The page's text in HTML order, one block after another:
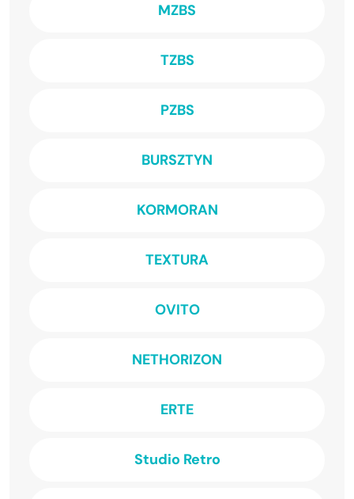
MZBS
TZBS
PZBS
BURSZTYN
KORMORAN
TEXTURA
OVITO
NETHORIZON
ERTE
Studio Retro